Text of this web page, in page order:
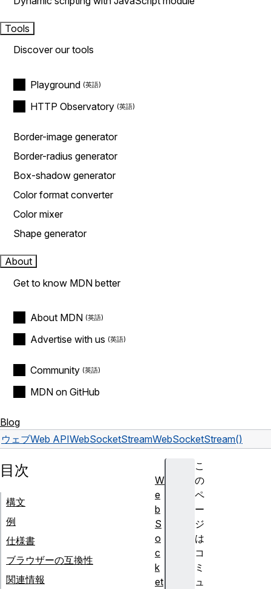
Tools
Discover our tools
Playground
HTTP Observatory
Border-image generator
Border-radius generator
Box-shadow generator
Color format converter
Color mixer
Shape generator
About
Get to know MDN better
About MDN
Advertise with us
Community
MDN on GitHub
Blog
ウェブWeb APIWebSocketStreamWebSocketStream()
こ
の
ペ
ー
ジ
は
コ
ミ
ュ
目次
構文
例
仕様書
ブラウザーの互換性
関連情報
W
e
b
S
o
c
k
et